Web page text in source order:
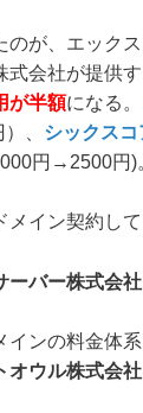
が、エック
式会社が提供
が半額になる。
、 シックスコ
円→2500円)
メイン契約し
ーバー株式会
インの料金体
オウル株式会